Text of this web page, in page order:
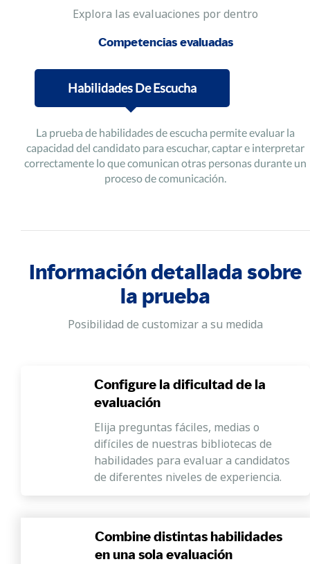
Explora las evaluaciones por dentro
Competencias evaluadas
Habilidades De Escucha
La prueba de habilidades de escucha permite evaluar la
capacidad del candidato para escuchar, captar e interpretar
correctamente lo que comunican otras personas durante un
proceso de comunicación.
Información detallada sobre
la prueba
Posibilidad de customizar a su medida
Configure la dificultad de la
evaluación
Elija preguntas fáciles, medias o
difíciles de nuestras bibliotecas de
habilidades para evaluar a candidatos
de diferentes niveles de experiencia.
Combine distintas habilidades
en una sola evaluación